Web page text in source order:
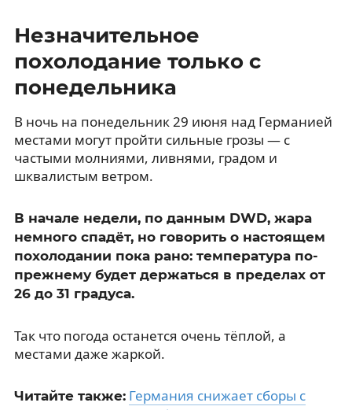
Незначительное
похолодание только с
понедельника
В ночь на понедельник 29 июня над Германией
местами могут пройти сильные грозы — с
частыми молниями, ливнями, градом и
шквалистым ветром.
В начале недели, по данным DWD, жара
немного спадёт, но говорить о настоящем
похолодании пока рано: температура по-
прежнему будет держаться в пределах от
26 до 31 градуса.
Так что погода останется очень тёплой, а
местами даже жаркой.
Читайте также: Германия снижает сборы с